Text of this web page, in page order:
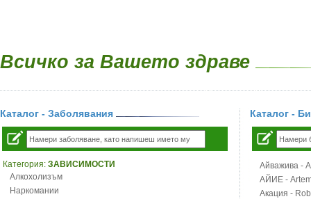
Всичко за Вашето здраве
Каталог - Заболявания
Категория: ЗАВИСИМОСТИ
Алкохолизъм
Наркомании
Каталог -
Айважива -
АЙИЕ -
Акация -